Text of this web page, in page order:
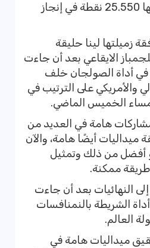
الصولجان عقب تحقيقها 25.550 نقطة في إنجاز
زميلتها لينا حليقة
الايقاعي بعد أن جاءت
في أداة الصولجان خلف
والأمريكي على الترتيب في
مساء الخميس الماضي.
هامة في العديد من
ميداليات أيضًا هامة، والآن
أفضل من ذلك وتمثيل
طريقة ممكنة.
النهائيات بعد أن جاءت
الشريطة بالنمنافسات
العالم.
ميداليات هامة في